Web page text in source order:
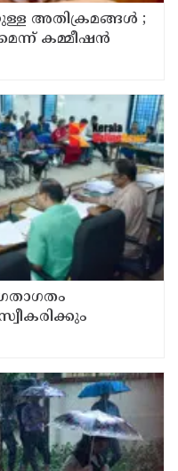
അതിക്രമങ്ങൾ ;
കമ്മീഷൻ